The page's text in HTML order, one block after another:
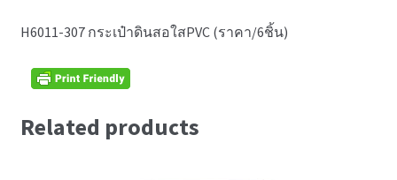
H6011-307 กระเป๋าดินสอใสPVC (ราคา/6ชิ้น)
Related products